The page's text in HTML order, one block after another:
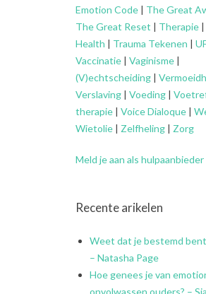
Emotion Code | The Great
The Great Reset | Therapie |
Health | Trauma Tekenen |
Vaccinatie | Vaginisme |
(V)echtscheiding |
Verslaving | Voeding |
therapie | Voice Dialoque |
Wietolie | Zelfheling | Zorg
Meld je aan als hulpaanbieder
Recente arikelen
Weet dat je bestemd
– Natasha Page
Hoe genees je van
onvolwassen ouders? –